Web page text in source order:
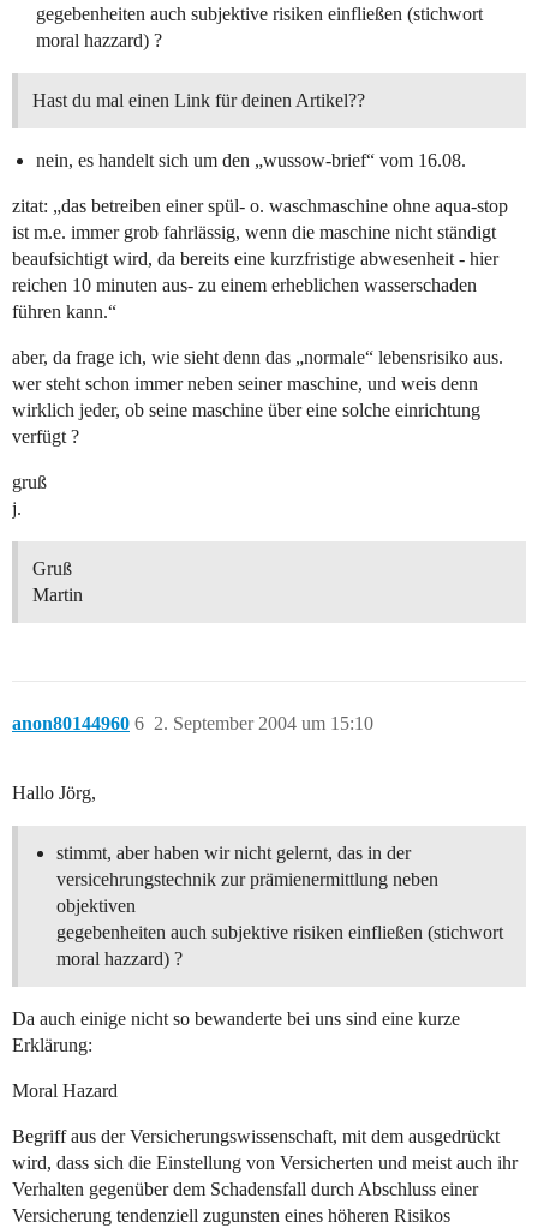
gegebenheiten auch subjektive risiken einfließen (stichwort
moral hazzard) ?
Hast du mal einen Link für deinen Artikel??
nein, es handelt sich um den „wussow-brief“ vom 16.08.
zitat: „das betreiben einer spül- o. waschmaschine ohne aqua-stop
ist m.e. immer grob fahrlässig, wenn die maschine nicht ständigt
beaufsichtigt wird, da bereits eine kurzfristige abwesenheit - hier
reichen 10 minuten aus- zu einem erheblichen wasserschaden
führen kann.“
aber, da frage ich, wie sieht denn das „normale“ lebensrisiko aus.
wer steht schon immer neben seiner maschine, und weis denn
wirklich jeder, ob seine maschine über eine solche einrichtung
verfügt ?
gruß
j.
Gruß
Martin
anon80144960 2. September 2004 um 15:10
6
Hallo Jörg,
stimmt, aber haben wir nicht gelernt, das in der
versicehrungstechnik zur prämienermittlung neben
objektiven
gegebenheiten auch subjektive risiken einfließen (stichwort
moral hazzard) ?
Da auch einige nicht so bewanderte bei uns sind eine kurze
Erklärung:
Moral Hazard
Begriff aus der Versicherungswissenschaft, mit dem ausgedrückt
wird, dass sich die Einstellung von Versicherten und meist auch ihr
Verhalten gegenüber dem Schadensfall durch Abschluss einer
Versicherung tendenziell zugunsten eines höheren Risikos